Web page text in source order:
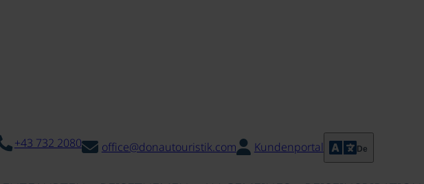
+43 732 2080 office@donautouristik.com Kundenportal De